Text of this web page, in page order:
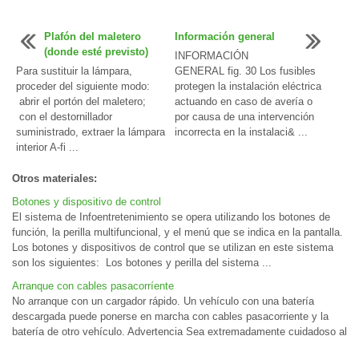
Plafón del maletero
(donde esté previsto)
Para sustituir la lámpara,
proceder del siguiente modo:
abrir el portón del maletero;
con el destornillador
suministrado, extraer la lámpara
interior A-fi ...
Información general
INFORMACIÓN
GENERAL fig. 30 Los fusibles
protegen la instalación eléctrica
actuando en caso de avería o
por causa de una intervención
incorrecta en la instalaci& ...
Otros materiales:
Botones y dispositivo de control
El sistema de Infoentretenimiento se opera utilizando los botones de
función, la perilla multifuncional, y el menú que se indica en la pantalla.
Los botones y dispositivos de control que se utilizan en este sistema
son los siguientes: Los botones y perilla del sistema ...
Arranque con cables pasacorríente
No arranque con un cargador rápido. Un vehículo con una batería
descargada puede ponerse en marcha con cables pasacorriente y la
batería de otro vehículo. Advertencia Sea extremadamente cuidadoso al